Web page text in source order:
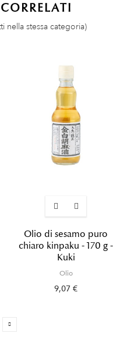
nella stessa categoria)
Olio di sesamo puro
chiaro kinpaku - 170 g -
Kuki
Olio
9,07 €